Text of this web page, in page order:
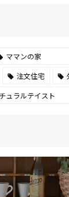
ママンの家
注文住宅
ュラルテイスト